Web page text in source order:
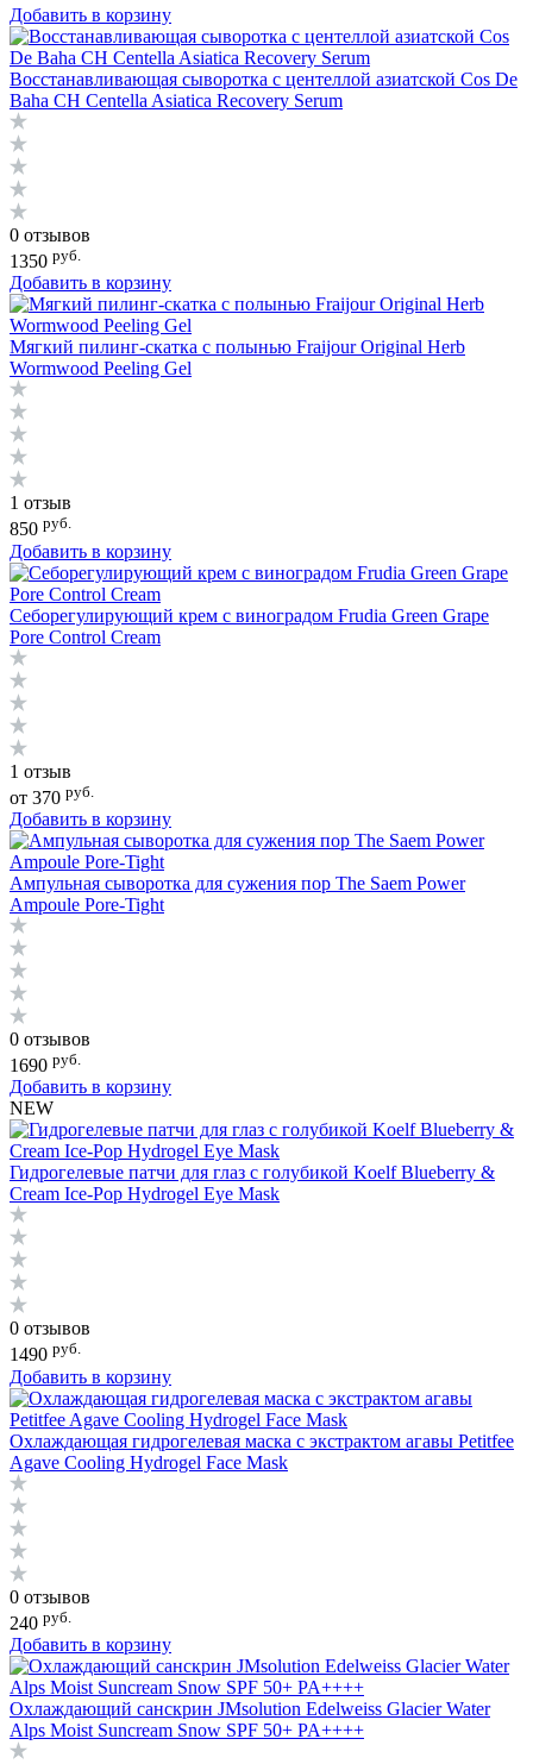
Добавить в корзину
Восстанавливающая сыворотка с центеллой азиатской Cos De
Baha CH Centella Asiatica Recovery Serum
0 отзывов
1350 руб.
Добавить в корзину
Мягкий пилинг-скатка с полынью Fraijour Original Herb
Wormwood Peeling Gel
1 отзыв
850 руб.
Добавить в корзину
Себорегулирующий крем с виноградом Frudia Green Grape
Pore Control Cream
1 отзыв
от 370 руб.
Добавить в корзину
Ампульная сыворотка для сужения пор The Saem Power
Ampoule Pore-Tight
0 отзывов
1690 руб.
Добавить в корзину
NEW
Гидрогелевые патчи для глаз с голубикой Koelf Blueberry &
Cream Ice-Pop Hydrogel Eye Mask
0 отзывов
1490 руб.
Добавить в корзину
Охлаждающая гидрогелевая маска с экстрактом агавы Petitfee
Agave Cooling Hydrogel Face Mask
0 отзывов
240 руб.
Добавить в корзину
Охлаждающий санскрин JMsolution Edelweiss Glacier Water
Alps Moist Suncream Snow SPF 50+ PA++++